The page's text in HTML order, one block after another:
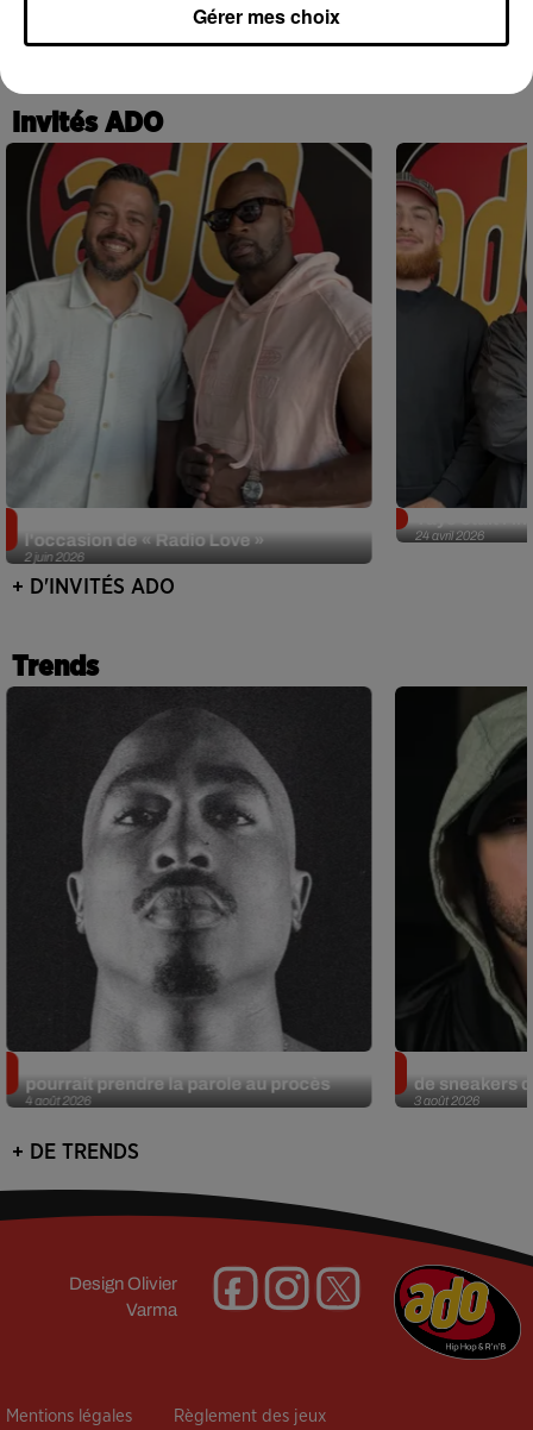
Invités ADO
2 juin 2026
l'occasion de « Radio Love »
24 avril 2026
+ D'INVITÉS ADO
Trends
4 août 2026
pourrait prendre la parole au procès
3 août 2026
de sneakers
+ DE TRENDS
Design Olivier
Varma
Mentions légales Règlement des jeux
Gérer mes choix